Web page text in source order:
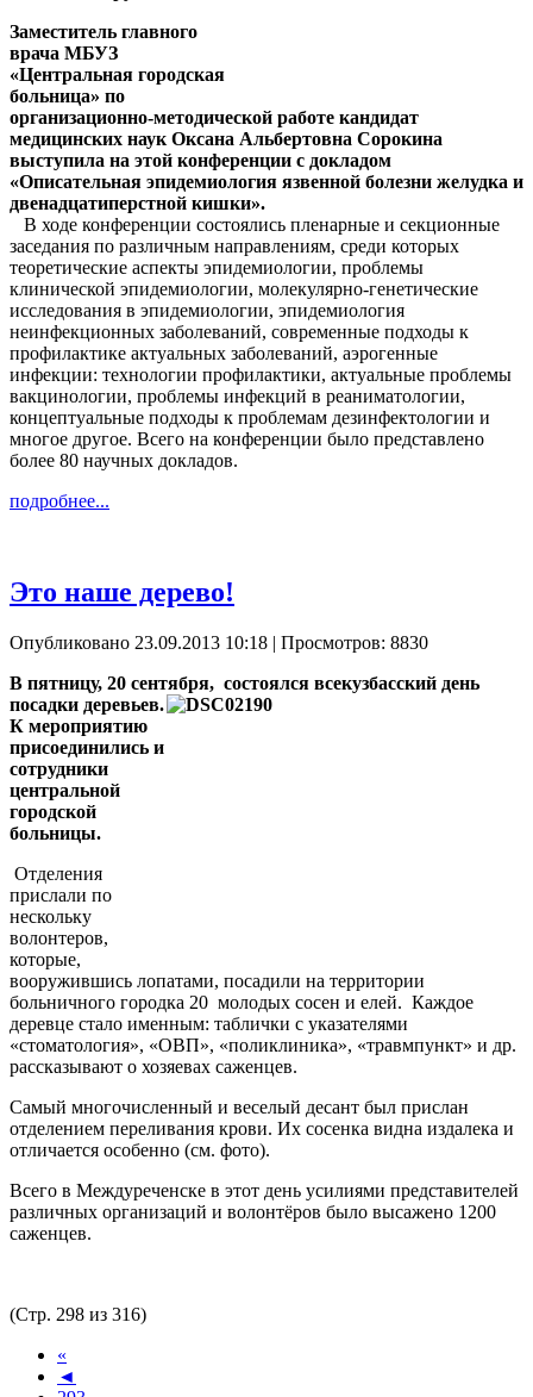
Заместитель главного
врача МБУЗ
«Центральная городская
больница» по
организационно-методической работе кандидат
медицинских наук Оксана Альбертовна Сорокина
выступила на этой конференции с докладом
«Описательная эпидемиология язвенной болезни желудка и
двенадцатиперстной кишки».
В ходе конференции состоялись пленарные и секционные
заседания по различным направлениям, среди которых
теоретические аспекты эпидемиологии, проблемы
клинической эпидемиологии, молекулярно-генетические
исследования в эпидемиологии, эпидемиология
неинфекционных заболеваний, современные подходы к
профилактике актуальных заболеваний, аэрогенные
инфекции: технологии профилактики, актуальные проблемы
вакцинологии, проблемы инфекций в реаниматологии,
концептуальные подходы к проблемам дезинфектологии и
многое другое. Всего на конференции было представлено
более 80 научных докладов.
подробнее...
Это наше дерево!
Опубликовано 23.09.2013 10:18 | Просмотров: 8830
В пятницу, 20 сентября, состоялся всекузбасский день
посадки деревьев.
К мероприятию
присоединились и
сотрудники
центральной
городской
больницы.
Отделения
прислали по
нескольку
волонтеров,
которые,
вооружившись лопатами, посадили на территории
больничного городка 20 молодых сосен и елей. Каждое
деревце стало именным: таблички с указателями
«стоматология», «ОВП», «поликлиника», «травмпункт» и др.
рассказывают о хозяевах саженцев.
Самый многочисленный и веселый десант был прислан
отделением переливания крови. Их сосенка видна издалека и
отличается особенно (см. фото).
Всего в Междуреченске в этот день усилиями представителей
различных организаций и волонтёров было высажено 1200
саженцев.
(Стр. 298 из 316)
«
◄